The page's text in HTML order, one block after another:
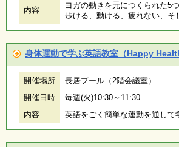
師
・
イ
ン
ト
タ
内容
ヨガの動きを元につくられた5
歩ける、動ける、疲れない、
身体運動で学ぶ英語教室（Happy
開催場所
長居プール（2階会議室）
開催日時
毎週(火)10:30～11:30
内容
英語をごく簡単な運動を通し